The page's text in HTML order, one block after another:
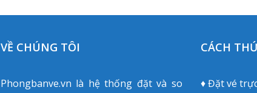
VỀ CHÚNG TÔI
Phongbanve.vn là hệ thống đặt và so
CÁCH
♦ Đặt vé